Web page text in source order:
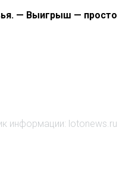
— Выигрыш — просто
информации: lotonews.ru